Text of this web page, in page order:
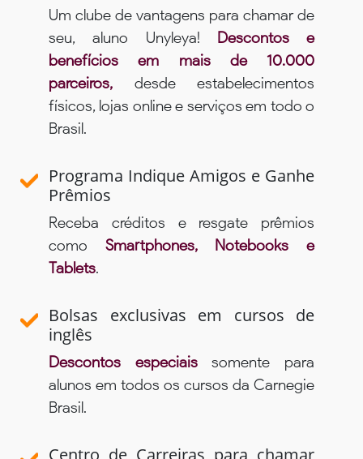
Um clube de vantagens para chamar de
seu, aluno Unyleya! Descontos e
benefícios em mais de 10.000
parceiros, desde estabelecimentos
físicos, lojas online e serviços em todo o
Brasil.
Programa Indique Amigos e Ganhe
Prêmios
Receba créditos e resgate prêmios
como Smartphones, Notebooks e
Tablets.
Bolsas exclusivas em cursos de
inglês
Descontos especiaissomente para
alunos em todos os cursos da Carnegie
Brasil.